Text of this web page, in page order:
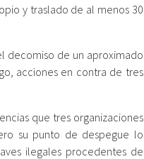
y traslado de al menos 30
decomiso de un aproximado
acciones en contra de tres
que tres organizaciones
su punto de despegue lo
ilegales procedentes de